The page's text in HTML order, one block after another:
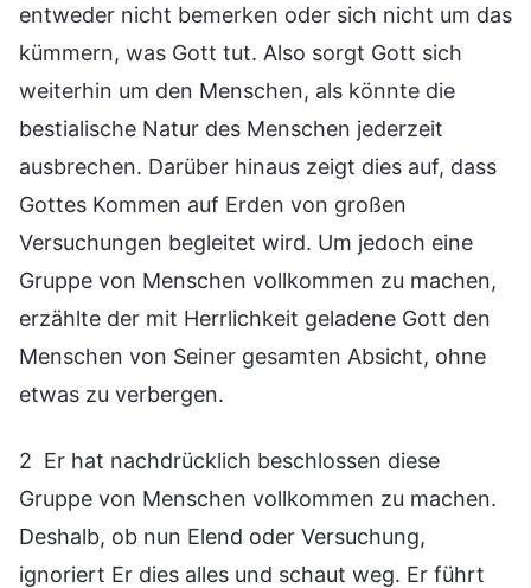
entweder nicht bemerken oder sich nicht um das
kümmern, was Gott tut. Also sorgt Gott sich
weiterhin um den Menschen, als könnte die
bestialische Natur des Menschen jederzeit
ausbrechen. Darüber hinaus zeigt dies auf, dass
Gottes Kommen auf Erden von großen
Versuchungen begleitet wird. Um jedoch eine
Gruppe von Menschen vollkommen zu machen,
erzählte der mit Herrlichkeit geladene Gott den
Menschen von Seiner gesamten Absicht, ohne
etwas zu verbergen.
2 Er hat nachdrücklich beschlossen diese
Gruppe von Menschen vollkommen zu machen.
Deshalb, ob nun Elend oder Versuchung,
ignoriert Er dies alles und schaut weg. Er führt